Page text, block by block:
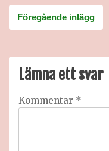
Inläggsnavigering
Föregående inlägg
Lämna ett svar
Kommentar *